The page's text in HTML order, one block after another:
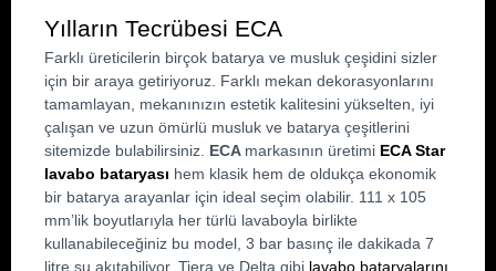
Yılların Tecrübesi ECA
Farklı üreticilerin birçok batarya ve musluk çeşidini sizler
için bir araya getiriyoruz. Farklı mekan dekorasyonlarını
tamamlayan, mekanınızın estetik kalitesini yükselten, iyi
çalışan ve uzun ömürlü musluk ve batarya çeşitlerini
sitemizde bulabilirsiniz. ECA markasının üretimi ECA Star
lavabo bataryası hem klasik hem de oldukça ekonomik
bir batarya arayanlar için ideal seçim olabilir. 111 x 105
mm’lik boyutlarıyla her türlü lavaboyla birlikte
kullanabileceğiniz bu model, 3 bar basınç ile dakikada 7
litre su akıtabiliyor. Tiera ve Delta gibi lavabo bataryalarını